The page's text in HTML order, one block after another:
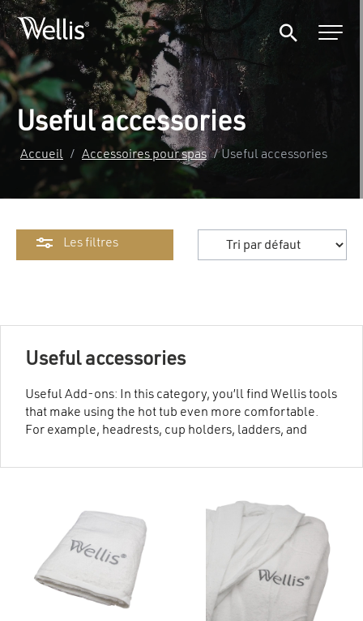
Useful accessories
Accueil / Accessoires pour spas / Useful accessories
Les filtres
Useful accessories
Useful Add-ons: In this category, you’ll find Wellis tools
that make using the hot tub even more comfortable.
For example, headrests, cup holders, ladders, and